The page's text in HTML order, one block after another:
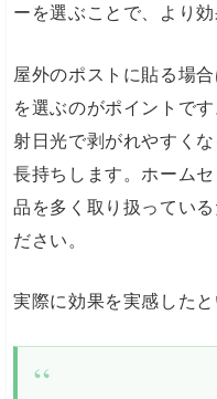
ーを選ぶことで、より
屋外のポストに貼る場
を選ぶのがポイントで
射日光で剥がれやすく
長持ちします。ホーム
品を多く取り扱ってい
ださい。
実際に効果を実感したと